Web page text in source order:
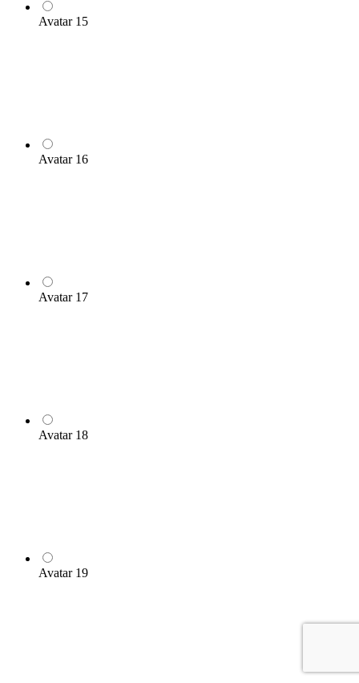
Avatar 15
Avatar 16
Avatar 17
Avatar 18
Avatar 19